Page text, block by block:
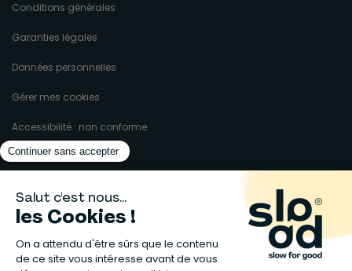
Conditions générales
Garanties légales
Données personnelles
Gérer mes cookies
Accessibilité : non conforme